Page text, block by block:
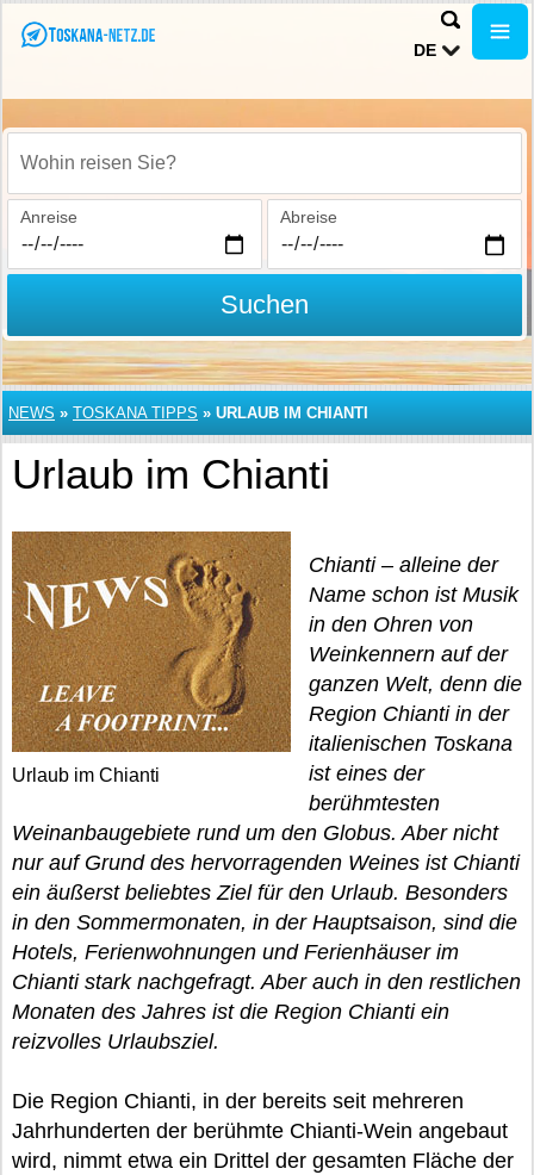
DE
Wohin reisen Sie?
Anreise Abreise
Suchen
NEWS » TOSKANA TIPPS » URLAUB IM CHIANTI
Urlaub im Chianti
Urlaub im Chianti
Chianti – alleine der
Name schon ist Musik
in den Ohren von
Weinkennern auf der
ganzen Welt, denn die
Region Chianti in der
italienischen Toskana
ist eines der
berühmtesten
Weinanbaugebiete rund um den Globus. Aber nicht
nur auf Grund des hervorragenden Weines ist Chianti
ein äußerst beliebtes Ziel für den Urlaub. Besonders
in den Sommermonaten, in der Hauptsaison, sind die
Hotels, Ferienwohnungen und Ferienhäuser im
Chianti stark nachgefragt. Aber auch in den restlichen
Monaten des Jahres ist die Region Chianti ein
reizvolles Urlaubsziel.
Die Region Chianti, in der bereits seit mehreren
Jahrhunderten der berühmte Chianti-Wein angebaut
wird, nimmt etwa ein Drittel der gesamten Fläche der